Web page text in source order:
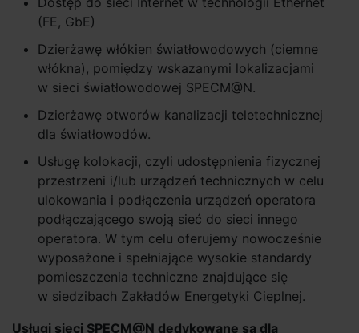
(FE, GbE)
Dzierżawę włókien światłowodowych (ciemne
włókna), pomiędzy wskazanymi lokalizacjami
w sieci światłowodowej SPECM@N.
Dzierżawę otworów kanalizacji teletechnicznej
dla światłowodów.
Usługę kolokacji, czyli udostępnienia fizycznej
przestrzeni i/lub urządzeń technicznych w celu
ulokowania i podłączenia urządzeń operatora
podłączającego swoją sieć do sieci innego
operatora. W tym celu oferujemy nowocześnie
wyposażone i spełniające wysokie standardy
pomieszczenia techniczne znajdujące się
w siedzibach Zakładów Energetyki Cieplnej.
Usługi sieci SPECM@N dedykowane są dla